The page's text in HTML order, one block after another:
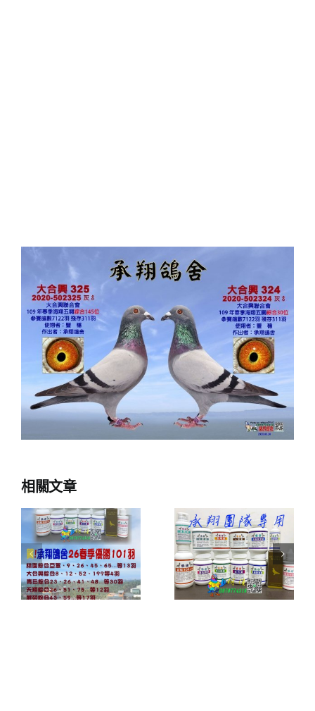
相關文章
(恭喜)-(承翔
團隊專用產
品)承翔鴿舍
25年冬季作
(恭喜)(承翔
團隊專用產
品)承翔鴿舍
24年作出成
績欣賞及義